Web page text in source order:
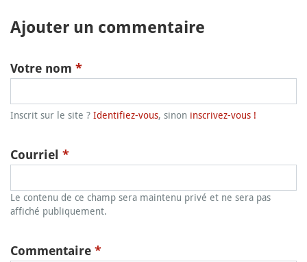
Ajouter un commentaire
Votre nom *
Inscrit sur le site ? Identifiez-vous, sinon inscrivez-vous !
Courriel *
Le contenu de ce champ sera maintenu privé et ne sera pas
affiché publiquement.
Commentaire *